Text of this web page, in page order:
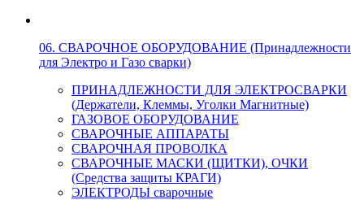
06. СВАРОЧНОЕ ОБОРУДОВАНИЕ (Принадлежности
для Электро и Газо сварки)
ПРИНАДЛЕЖНОСТИ ДЛЯ ЭЛЕКТРОСВАРКИ
(Держатели, Клеммы, Уголки Магнитные)
ГАЗОВОЕ ОБОРУДОВАНИЕ
СВАРОЧНЫЕ АППАРАТЫ
СВАРОЧНАЯ ПРОВОЛКА
СВАРОЧНЫЕ МАСКИ (ЩИТКИ), ОЧКИ
(Средства защиты КРАГИ)
ЭЛЕКТРОДЫ сварочные